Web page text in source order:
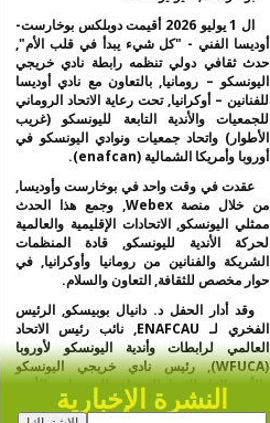
ال 1 يوليو 2026 أقيمت دوبلكس بوخارست-
أوديسا الفني - "كل شيء يبدأ في قلب الأم",
حدث ثقافي دولي تنظمه رابطة نادي خريجي
اليونسكو – رومانيا, بالتعاون مع نادي أوديسا
للفنانين – أوكرانيا, تحت رعاية الاتحاد الروماني
للجمعيات والأندية التابعة لليونسكو (غريب
الأطوار) واتحاد جمعيات ونوادي اليونسكو في
أوروبا وأمريكا الشمالية (enafcan).
عقدت في وقت واحد في بوخارست وأوديسا,
من خلال منصة Webex, وجمع هذا الحدث
ممثلي اليونسكو, الاتحادات الإقليمية والعالمية
لحركة الأندية لليونسكو, قادة المنظمات
الشريكة والفنانين من رومانيا وأوكرانيا, في
حوار مخصص للثقافة, التعاون والسلام.
وقد أدار الحفل د. دانيال بوبيسكو, الرئيس
الفخري لـ ENAFCAU, نائب رئيس الاتحاد
العالمي لرابطات وأندية اليونسكو لأوروبا
(WFUCA), رئيس نادي خريجي اليونسكو
والأمين العام للاتحاد الروماني للجمعيات والأندية
لليونسكو.النشرة الإخبارية